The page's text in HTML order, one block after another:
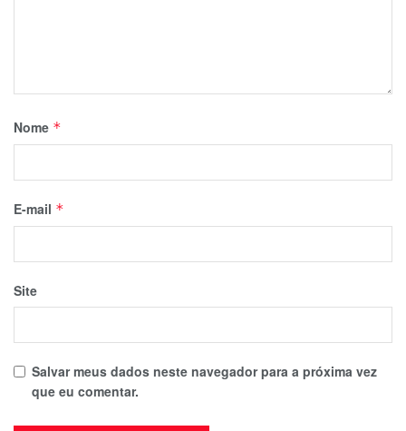
Nome *
E-mail *
Site
Salvar meus dados neste navegador para a próxima vez
que eu comentar.